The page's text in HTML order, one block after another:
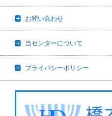
お問い合わせ
当センターについて
プライバシーポリシー